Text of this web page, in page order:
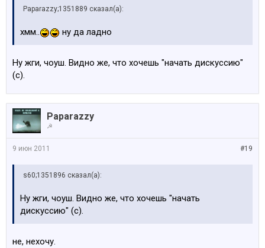
Paparazzy;1351889 сказал(а):
хмм.. ну да ладно
Ну жги, чоуш. Видно же, что хочешь "начать дискуссию"
(с).
Paparazzy
☭
#19
9 июн 2011
s60;1351896 сказал(а):
Ну жги, чоуш. Видно же, что хочешь "начать
дискуссию" (с).
не, нехочу.